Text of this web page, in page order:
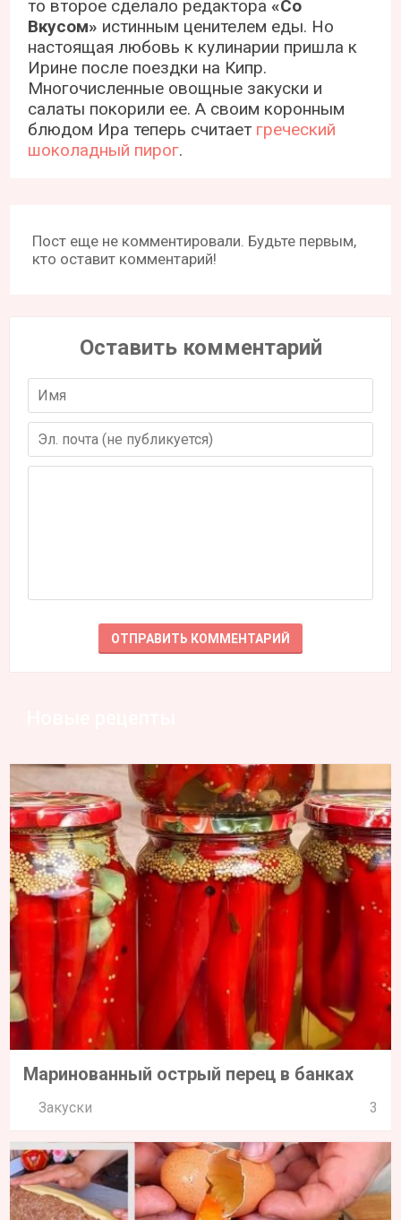
то второе сделало редактора«Со
Вкусом» истинным ценителем еды. Но
настоящая любовь к кулинарии пришла к
Ирине после поездки на Кипр.
Многочисленные овощные закуски и
салаты покорили ее. А своим коронным
блюдом Ира теперь считает греческий
шоколадный пирог.
Пост еще не комментировали. Будьте первым,
кто оставит комментарий!
Оставить комментарий
Маринованный острый перец в банках
Закуски 3